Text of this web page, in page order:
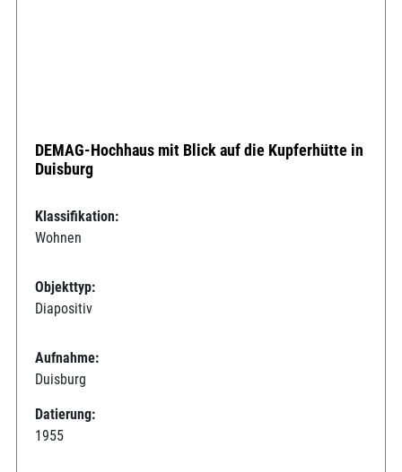
DEMAG-Hochhaus mit Blick auf die Kupferhütte in
Duisburg
Klassifikation:
Wohnen
Objekttyp:
Diapositiv
Aufnahme:
Duisburg
Datierung:
1955